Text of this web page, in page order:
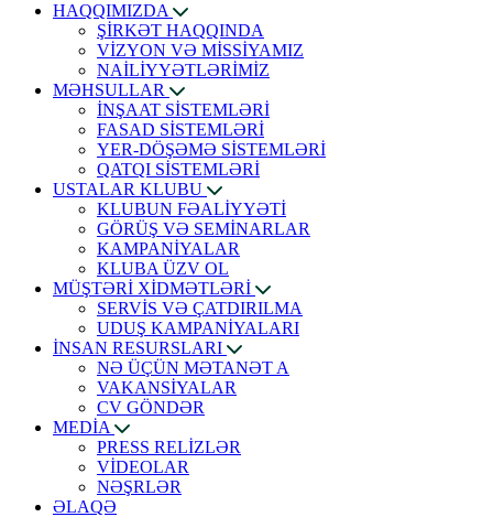
HAQQIMIZDA
ŞİRKƏT HAQQINDA
VİZYON VƏ MİSSİYAMIZ
NAİLİYYƏTLƏRİMİZ
MƏHSULLAR
İNŞAAT SİSTEMLƏRİ
FASAD SİSTEMLƏRİ
YER-DÖŞƏMƏ SİSTEMLƏRİ
QATQI SİSTEMLƏRİ
USTALAR KLUBU
KLUBUN FƏALİYYƏTİ
GÖRÜŞ VƏ SEMİNARLAR
KAMPANİYALAR
KLUBA ÜZV OL
MÜŞTƏRİ XİDMƏTLƏRİ
SERVİS VƏ ÇATDIRILMA
UDUŞ KAMPANİYALARI
İNSAN RESURSLARI
NƏ ÜÇÜN MƏTANƏT A
VAKANSİYALAR
CV GÖNDƏR
MEDİA
PRESS RELİZLƏR
VİDEOLAR
NƏŞRLƏR
ƏLAQƏ